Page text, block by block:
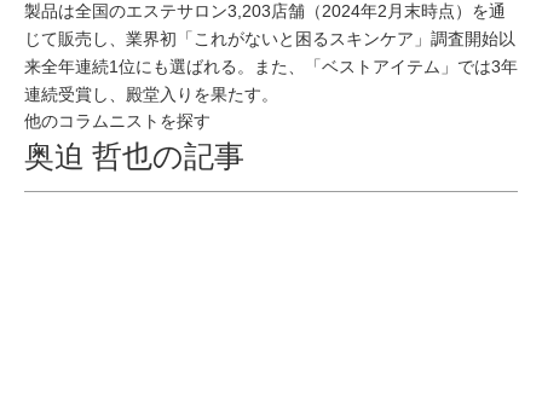
製品は全国のエステサロン3,203店舗（2024年2月末時点）を通
じて販売し、業界初「これがないと困るスキンケア」調査開始以
来全年連続1位にも選ばれる。また、「ベストアイテム」では3年
連続受賞し、殿堂入りを果たす。
他のコラムニストを探す
奥迫 哲也の記事